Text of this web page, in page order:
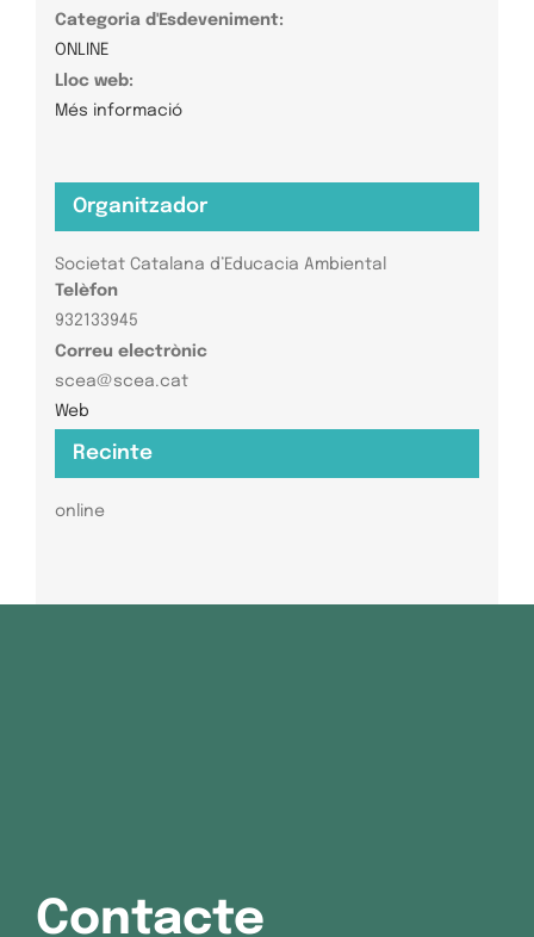
Categoria d'Esdeveniment:
ONLINE
Lloc web:
Més informació
Recinte
online
Organitzador
Societat Catalana d’Educacia Ambiental
Telèfon
932133945
Correu electrònic
scea@scea.cat
Web
Contacte